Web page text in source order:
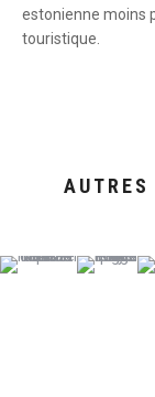
estonienne moins
touristique.